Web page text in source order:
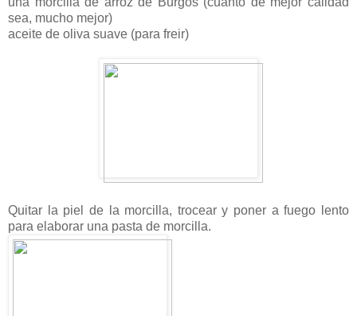
sea, mucho mejor)
aceite de oliva suave (para freir)
Quitar la piel de la morcilla, trocear y poner a fuego lento
para elaborar una pasta de morcilla.